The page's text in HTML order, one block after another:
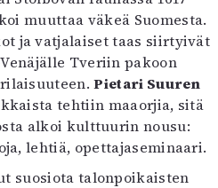
muuttaa väkeä Suomesta.
ja vatjalaiset taas siirtyivät
Tveriin pakoon
Pietari Suuren
tehtiin maaorjia, sitä
alkoi kulttuurin nousu:
lehtiä, opettajaseminaari.
suosiota talonpoikaisten